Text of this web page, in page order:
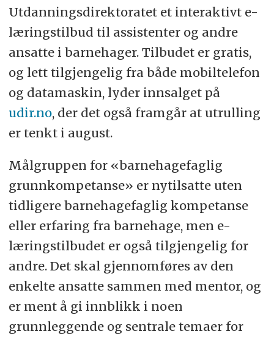
Utdanningsdirektoratet et interaktivt e-
læringstilbud til assistenter og andre
ansatte i barnehager. Tilbudet er gratis,
og lett tilgjengelig fra både mobiltelefon
og datamaskin, lyder innsalget på
udir.no, der det også framgår at utrulling
er tenkt i august.
Målgruppen for «barnehagefaglig
grunnkompetanse» er nytilsatte uten
tidligere barnehagefaglig kompetanse
eller erfaring fra barnehage, men e-
læringstilbudet er også tilgjengelig for
andre. Det skal gjennomføres av den
enkelte ansatte sammen med mentor, og
er ment å gi innblikk i noen
grunnleggende og sentrale temaer for